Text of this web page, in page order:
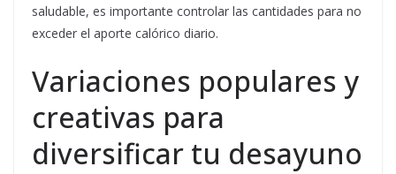
saludable, es importante controlar las cantidades para no
exceder el aporte calórico diario.
Variaciones populares y
creativas para
diversificar tu desayuno